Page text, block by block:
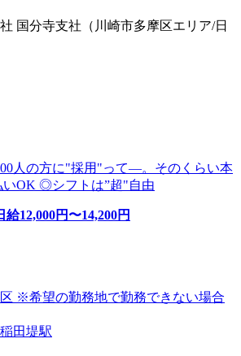
国分寺支社（川崎市多摩区エリア/日
人の方に"採用"って―。そのくらい本
OK ◎シフトは”超"自由
給12,000円〜14,200円
※希望の勤務地で勤務できない場合
田堤駅